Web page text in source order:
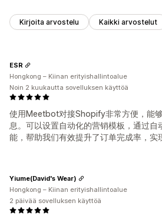
Kirjoita arvostelu Kaikki arvostelut
使用Meetbot对接Shopify非常方便，能
息。可以设置自动化的营销模板，通过自
能，帮助我们有效提升了订单完成率，实
ESR
Hongkong – Kiinan erityishallintoalue
Noin 2 kuukautta sovelluksen käyttöä
Yiume(David's Wear)
Hongkong – Kiinan erityishallintoalue
2 päivää sovelluksen käyttöä